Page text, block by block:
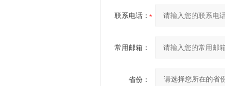
联系电话：
常用邮箱：
省份：